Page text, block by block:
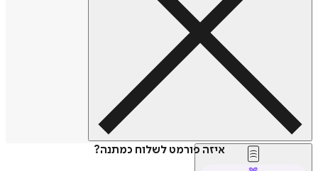
איזה פורמט לשלוח כמתנה?